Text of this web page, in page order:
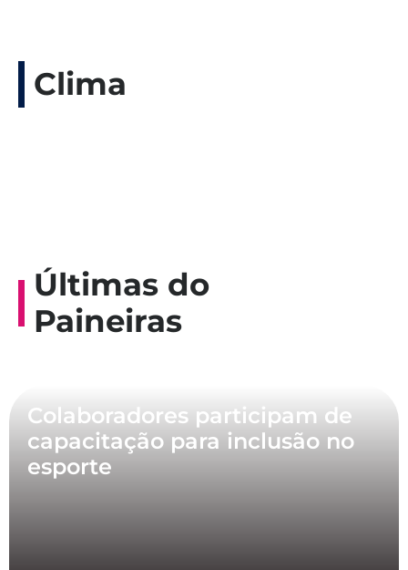
Clima
Últimas do
Paineiras
Colaboradores participam de
capacitação para inclusão no
esporte